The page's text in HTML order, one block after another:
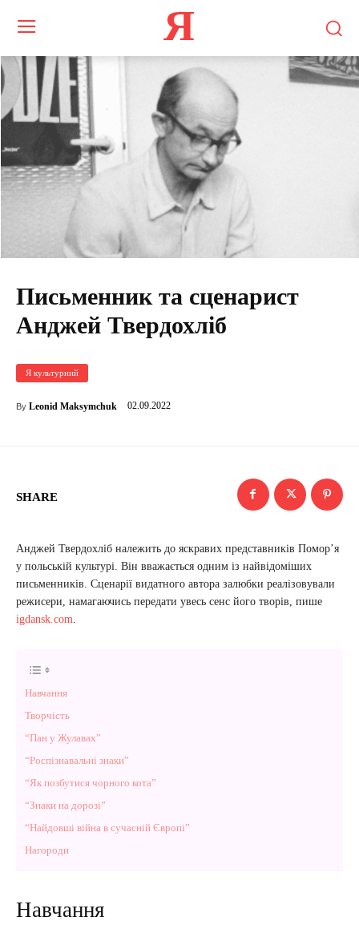
Я
Письменник та сценарист
Анджей Твердохліб
Я культурний
By Leonid Maksymchuk 02.09.2022
SHARE
Анджей Твердохліб належить до яскравих представників Помор’я
у польській культурі. Він вважається одним із найвідоміших
письменників. Сценарії видатного автора залюбки реалізовували
режисери, намагаючись передати увесь сенс його творів, пише
igdansk.com
Навчання
Творчість
“Пан у Жулавах”
“Роспізнавальні знаки”
“Як позбутися чорного кота”
“Знаки на дорозі”
“Найдовші війна в сучасній Європі”
Нагороди
Навчання